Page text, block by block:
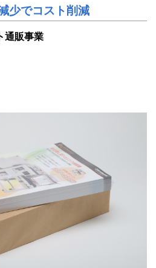
少でコスト削減
通販事業